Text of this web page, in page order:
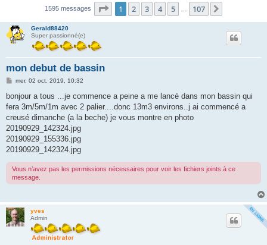
1595 messages Page 1sur107
1 2 3 4 5 107
Gerald88420
Super passionné(e)
mon debut de bassin
M
s
a
g
mer. 02 oct. 2019, 10:32
bonjour a tous ...je commence a peine a me lancé dans mon bassin qui
fera 3m/5m/1m avec 2 palier....donc 13m3 environs..j ai commencé a
creusé dimanche (a la beche) je vous montre en photo
20190929_142324.jpg
20190929_155336.jpg
20190929_142324.jpg
Vous n’avez pas les permissions nécessaires pour voir les fichiers joints à ce
message.
yves
Admin